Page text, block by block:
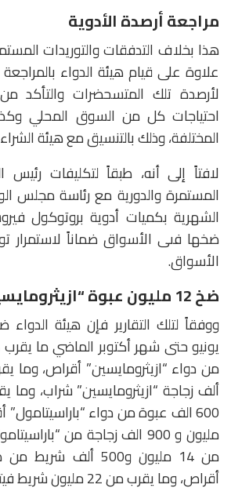
مراجعة أرصدة الأدوية
هذا بخلاف التدفقات والتوريدات
علاوة على قيام هيئة الدواء
لأرصدة تلك المتسحضرات والتأكد
احتياجات كل من السوق المحلي
المختلفة، وذلك بالتنسيق مع هيئة
لافتاً إلى أنه، طبقاً لتكليفات رئيس
المستمرة والدورية مع رئاسة مجلس
الشهرية بكميات أدوية بروتوكول
ضخها فىى الأسواق ضماناً لاستمرار
الأسواق.
ضخ 12 مليون عبوة “ازيثرومايسين” أقراص
ووفقاً لتلك التقارير فإن هيئة
600 الف عبوة من دواء
مليون و 900 الف زجاجة من
من 14 مليون و500 ألف
أقراص، وما يقرب من 22 مليون شريط فيتامين سي أقراص.